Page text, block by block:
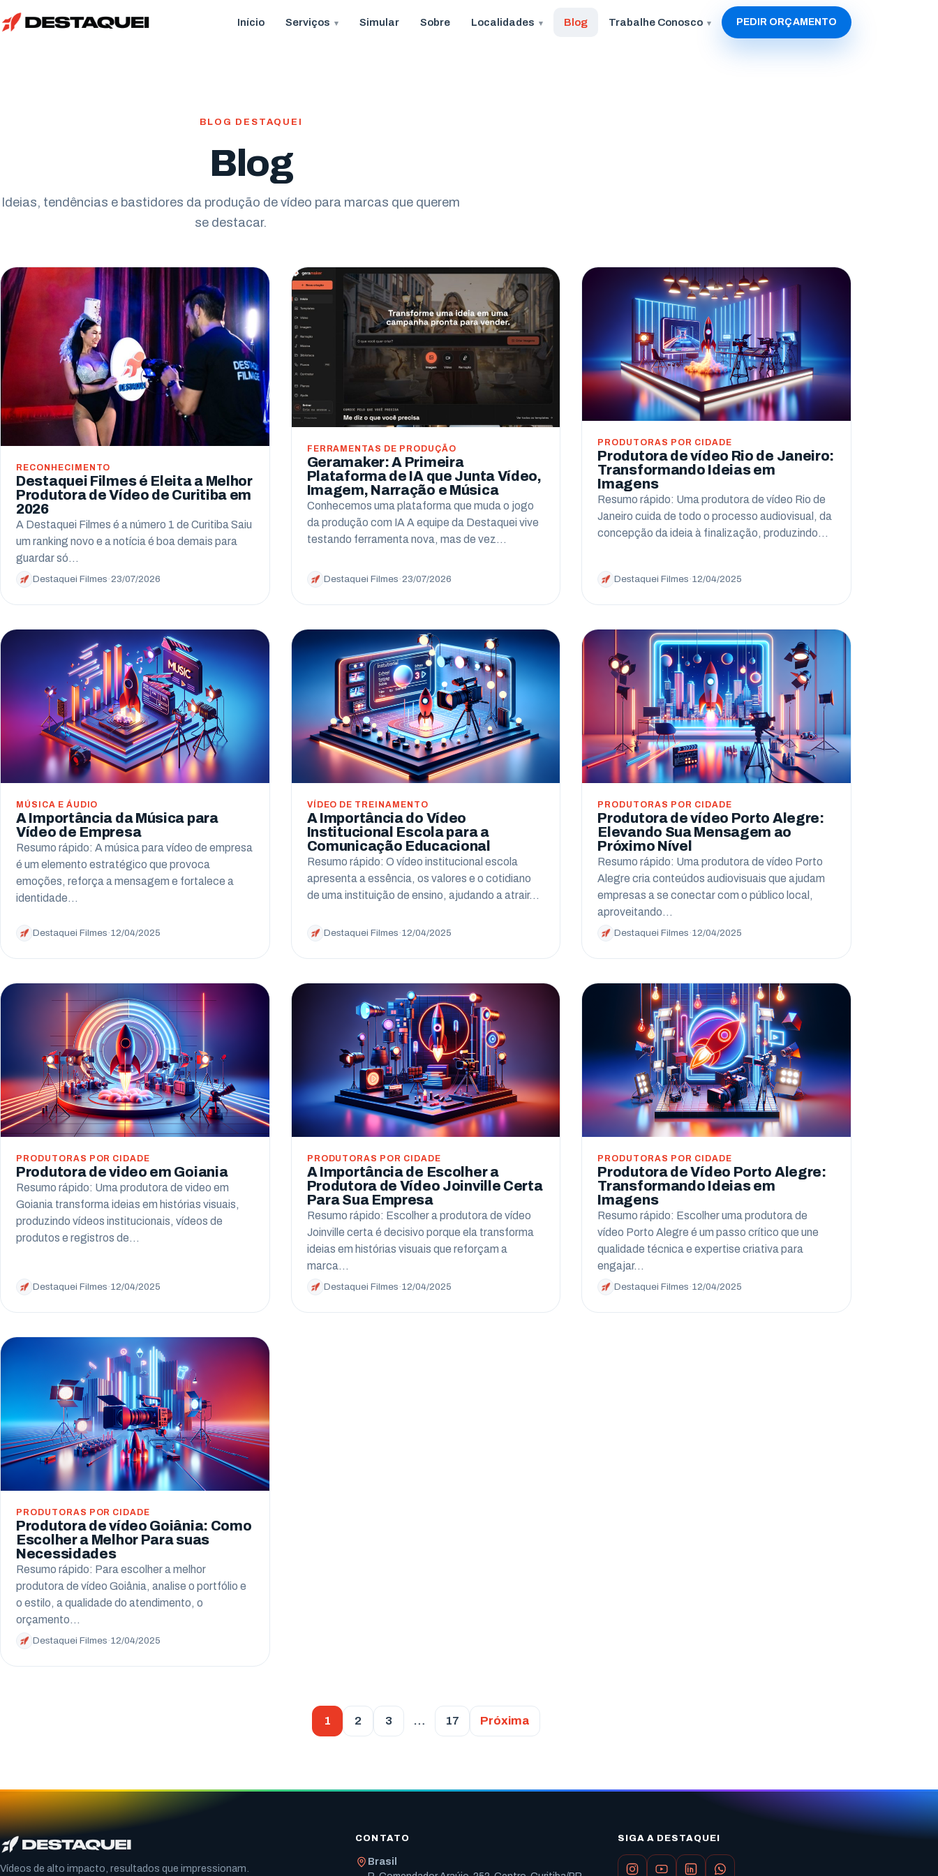
Início Serviços Simular Sobre Localidades Blog Trabalhe Conosco PEDIR ORÇAMENTO
BLOG DESTAQUEI
Blog
Ideias, tendências e bastidores da produção de vídeo para marcas que querem
se destacar.
RECONHECIMENTO
Destaquei Filmes é Eleita a Melhor
Produtora de Vídeo de Curitiba em
2026
A Destaquei Filmes é a número 1 de Curitiba Saiu
um ranking novo e a notícia é boa demais para
guardar só…
Destaquei Filmes ·23/07/2026
FERRAMENTAS DE PRODUÇÃO
Geramaker: A Primeira
Plataforma de IA que Junta Vídeo,
Imagem, Narração e Música
Conhecemos uma plataforma que muda o jogo
da produção com IA A equipe da Destaquei vive
testando ferramenta nova, mas de vez…
Destaquei Filmes ·23/07/2026
PRODUTORAS POR CIDADE
Produtora de vídeo Rio de Janeiro:
Transformando Ideias em
Imagens
Resumo rápido: Uma produtora de vídeo Rio de
Janeiro cuida de todo o processo audiovisual, da
concepção da ideia à finalização, produzindo…
Destaquei Filmes ·12/04/2025
MÚSICA E ÁUDIO
A Importância da Música para
Vídeo de Empresa
Resumo rápido: A música para vídeo de empresa
é um elemento estratégico que provoca
emoções, reforça a mensagem e fortalece a
identidade…
Destaquei Filmes ·12/04/2025
VÍDEO DE TREINAMENTO
A Importância do Vídeo
Institucional Escola para a
Comunicação Educacional
Resumo rápido: O vídeo institucional escola
apresenta a essência, os valores e o cotidiano
de uma instituição de ensino, ajudando a atrair…
Destaquei Filmes ·12/04/2025
PRODUTORAS POR CIDADE
Produtora de vídeo Porto Alegre:
Elevando Sua Mensagem ao
Próximo Nível
Resumo rápido: Uma produtora de vídeo Porto
Alegre cria conteúdos audiovisuais que ajudam
empresas a se conectar com o público local,
aproveitando…
Destaquei Filmes ·12/04/2025
PRODUTORAS POR CIDADE
Produtora de video em Goiania
Resumo rápido: Uma produtora de video em
Goiania transforma ideias em histórias visuais,
produzindo vídeos institucionais, vídeos de
produtos e registros de…
Destaquei Filmes ·12/04/2025
PRODUTORAS POR CIDADE
A Importância de Escolher a
Produtora de Vídeo Joinville Certa
Para Sua Empresa
Resumo rápido: Escolher a produtora de vídeo
Joinville certa é decisivo porque ela transforma
ideias em histórias visuais que reforçam a
marca…
Destaquei Filmes ·12/04/2025
PRODUTORAS POR CIDADE
Produtora de Vídeo Porto Alegre:
Transformando Ideias em
Imagens
Resumo rápido: Escolher uma produtora de
vídeo Porto Alegre é um passo crítico que une
qualidade técnica e expertise criativa para
engajar…
Destaquei Filmes ·12/04/2025
PRODUTORAS POR CIDADE
Produtora de vídeo Goiânia: Como
Escolher a Melhor Para suas
Necessidades
Resumo rápido: Para escolher a melhor
produtora de vídeo Goiânia, analise o portfólio e
o estilo, a qualidade do atendimento, o
orçamento…
Destaquei Filmes ·12/04/2025
1 2 3 … 17 Próxima
Vídeos de alto impacto, resultados que impressionam.
CONTATO
Brasil
SIGA A DESTAQUEI